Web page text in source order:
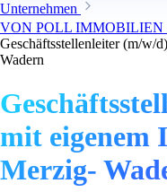
Unternehmen
VON POLL IMMOBILIEN
Geschäftsstellenleiter (m/w/
Wadern
mit eigenem
Merzig-